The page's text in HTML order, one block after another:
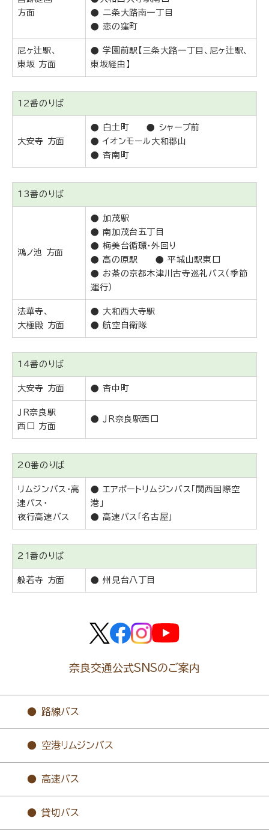
方面
● 二条大路南一丁目
● 恋の窪町
尼ヶ辻駅、
東坂 方面
● 学園前駅【三条大路一丁目、尼ヶ辻駅、
東坂経由】
12番のりば
大安寺 方面
● 白土町 ● シャープ前
● イオンモール大和郡山
● 杏南町
13番のりば
鴻ノ池 方面
● 加茂駅
● 南加茂台五丁目
● 梅美台循環・外回り
● 高の原駅 ● 平城山駅東口
● お茶の京都木津川古寺巡礼バス（季節
運行）
法華寺、
大極殿 方面
● 大和西大寺駅
● 航空自衛隊
14番のりば
大安寺 方面 ● 杏中町
ＪＲ奈良駅
西口 方面
● ＪＲ奈良駅西口
20番のりば
リムジンバス・高
速バス・
夜行高速バス
● エアポートリムジンバス「関西国際空
港」
● 高速バス「名古屋」
21番のりば
般若寺 方面 ● 州見台八丁目
奈良交通公式SNSのご案内
路線バス
空港リムジンバス
高速バス
貸切バス